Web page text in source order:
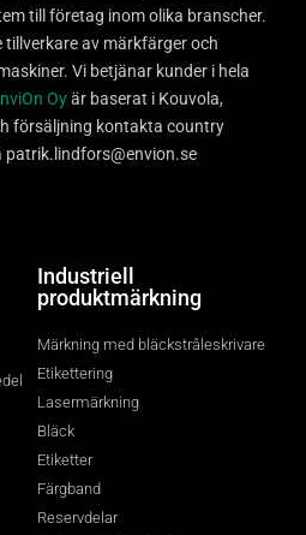
till företag inom olika branscher.
tillverkare av märkfärger och
Vi betjänar kunder i hela
Oyär baserat i Kouvola,
försäljning kontakta country
Industriell
produktmärkning
Märkning med bläckstråleskrivare
Etikettering
Lasermärkning
Bläck
Etiketter
Färgband
Reservdelar